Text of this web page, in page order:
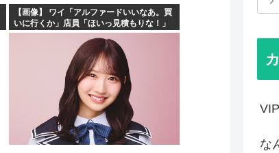
平野綾とかいう女声優についてお前ら
みいちゃんと山田さんの漫画の作者な
【画像】 ワイ「アルファードいいなあ。買
いに行くか」店員「ほいっ見積もりな！」
ワイ「金額おかしくね？」←お前らもそう
思うよな？？？？？
VIP
な